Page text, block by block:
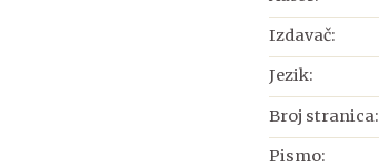
Izdavač:
Jezik:
Broj stranica:
Pismo: